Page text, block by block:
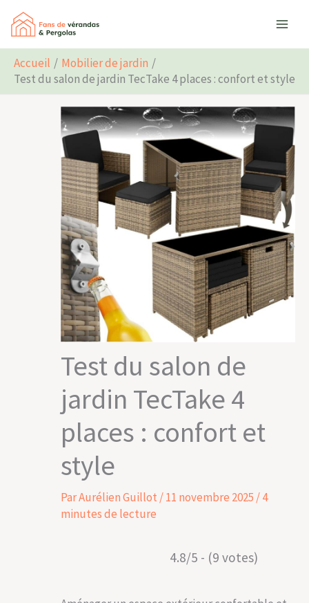
Aller
contenu
Accueil
Mobilier de jardin
Test du salon de jardin TecTake 4 places : confort et style
Test du salon de
jardin TecTake 4
places : confort et
style
ParAurélien Guillot /11 novembre 2025 /4
minutes de lecture
4.8/5 - (9 votes)
Rechercher